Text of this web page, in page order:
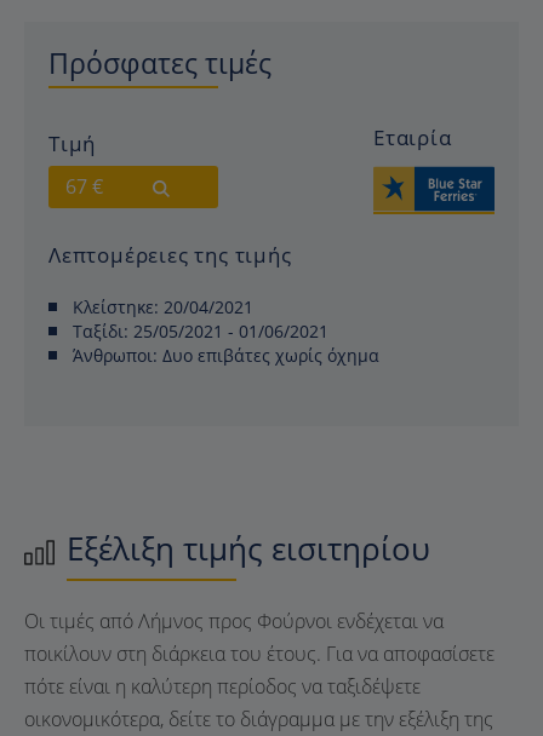
Πρόσφατες τιμές
Τιμή
67 €
Εταιρία
Λεπτομέρειες της τιμής
Κλείστηκε: 20/04/2021
Ταξίδι: 25/05/2021 - 01/06/2021
Άνθρωποι: Δυο επιβάτες χωρίς όχημα
Εξέλιξη τιμής εισιτηρίου
Οι τιμές από Λήμνος προς Φούρνοι ενδέχεται να
ποικίλουν στη διάρκεια του έτους. Για να αποφασίσετε
πότε είναι η καλύτερη περίοδος να ταξιδέψετε
οικονομικότερα, δείτε το διάγραμμα με την εξέλιξη της